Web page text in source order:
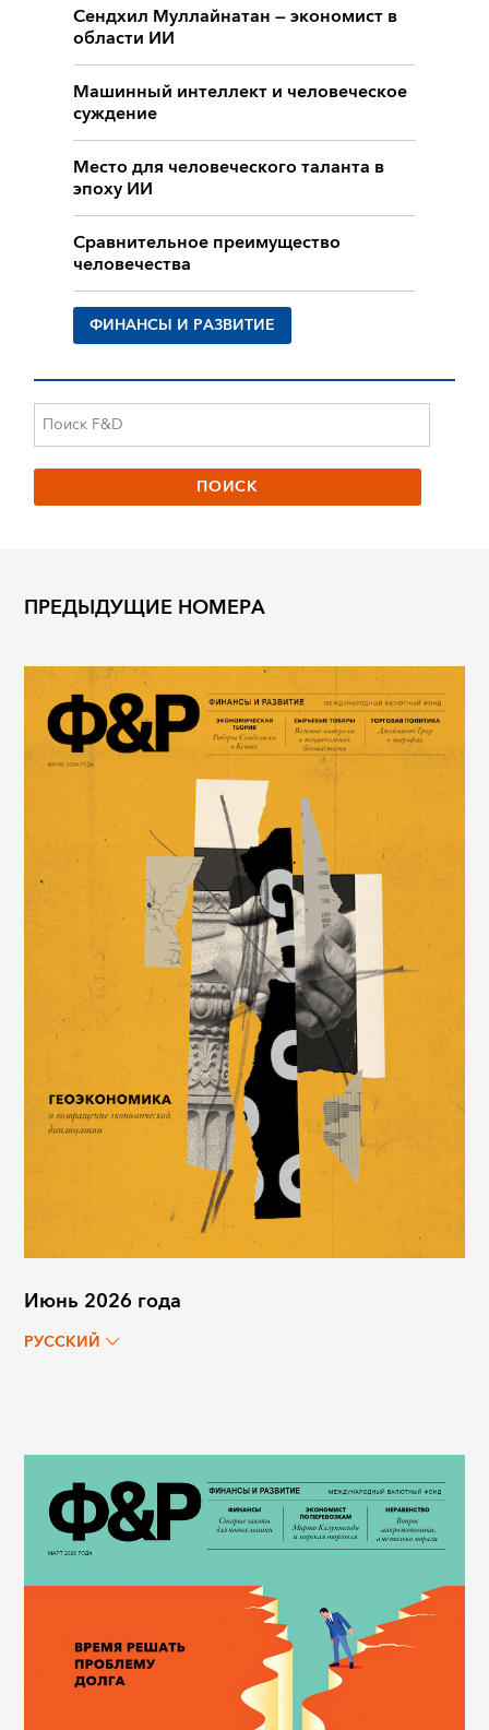
Сендхил Муллайнатан — экономист в
области ИИ
Машинный интеллект и человеческое
суждение
Место для человеческого таланта в
эпоху ИИ
Сравнительное преимущество
человечества
ФИНАНСЫ И РАЗВИТИЕ
ПРЕДЫДУЩИЕ НОМЕРА
Июнь 2026 года
РУССКИЙ